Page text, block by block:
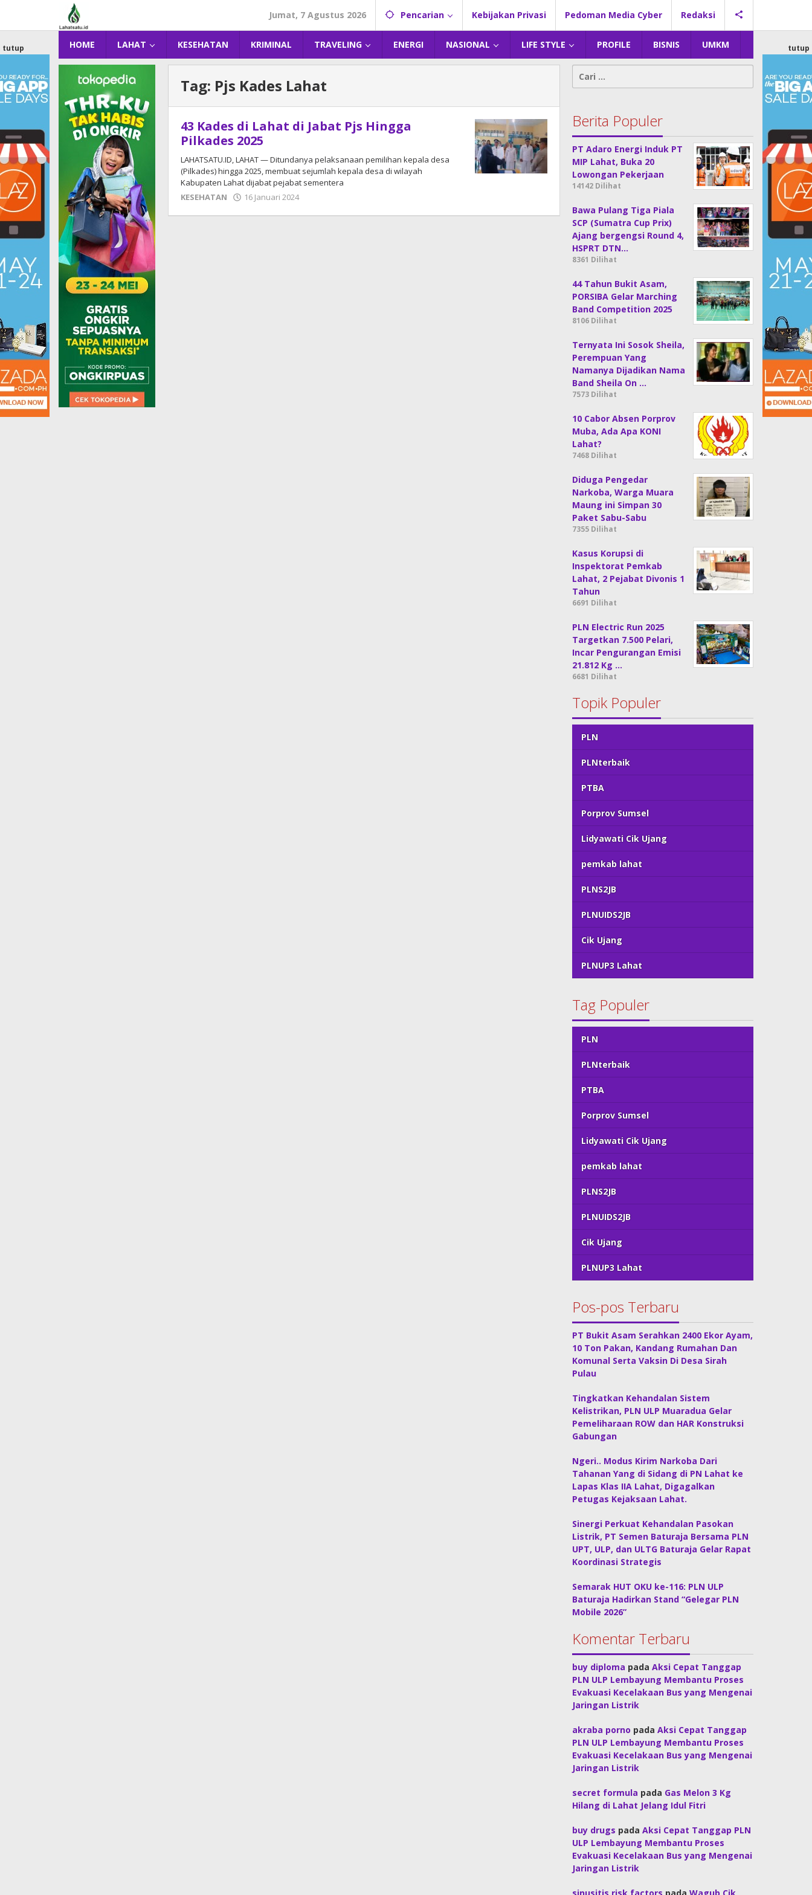
konten
Jumat, 7 Agustus 2026 Pencarian Kebijakan Privasi Pedoman Media Cyber Redaksi
HOME LAHAT KESEHATAN KRIMINAL TRAVELING ENERGI NASIONAL LIFE STYLE PROFILE BISNIS UMKM
tutup tutup
Tag: Pjs Kades Lahat
43 Kades di Lahat di Jabat Pjs Hingga
Pilkades 2025
LAHATSATU.ID, LAHAT — Ditundanya pelaksanaan pemilihan kepala desa
(Pilkades) hingga 2025, membuat sejumlah kepala desa di wilayah
Kabupaten Lahat dijabat pejabat sementera
KESEHATAN
16 Januari 2024
Cari
untuk:
Berita Populer
PT Adaro Energi Induk PT
MIP Lahat, Buka 20
Lowongan Pekerjaan
14142 Dilihat
Bawa Pulang Tiga Piala
SCP (Sumatra Cup Prix)
Ajang bergengsi Round 4,
HSPRT DTN…
8361 Dilihat
44 Tahun Bukit Asam,
PORSIBA Gelar Marching
Band Competition 2025
8106 Dilihat
Ternyata Ini Sosok Sheila,
Perempuan Yang
Namanya Dijadikan Nama
Band Sheila On …
7573 Dilihat
10 Cabor Absen Porprov
Muba, Ada Apa KONI
Lahat?
7468 Dilihat
Diduga Pengedar
Narkoba, Warga Muara
Maung ini Simpan 30
Paket Sabu-Sabu
7355 Dilihat
Kasus Korupsi di
Inspektorat Pemkab
Lahat, 2 Pejabat Divonis 1
Tahun
6691 Dilihat
PLN Electric Run 2025
Targetkan 7.500 Pelari,
Incar Pengurangan Emisi
21.812 Kg …
6681 Dilihat
Topik Populer
PLN
PLNterbaik
PTBA
Porprov Sumsel
Lidyawati Cik Ujang
pemkab lahat
PLNS2JB
PLNUIDS2JB
Cik Ujang
PLNUP3 Lahat
Tag Populer
PLN
PLNterbaik
PTBA
Porprov Sumsel
Lidyawati Cik Ujang
pemkab lahat
PLNS2JB
PLNUIDS2JB
Cik Ujang
PLNUP3 Lahat
Pos-pos Terbaru
PT Bukit Asam Serahkan 2400 Ekor Ayam,
10 Ton Pakan, Kandang Rumahan Dan
Komunal Serta Vaksin Di Desa Sirah
Pulau
Tingkatkan Kehandalan Sistem
Kelistrikan, PLN ULP Muaradua Gelar
Pemeliharaan ROW dan HAR Konstruksi
Gabungan
Ngeri.. Modus Kirim Narkoba Dari
Tahanan Yang di Sidang di PN Lahat ke
Lapas Klas IIA Lahat, Digagalkan
Petugas Kejaksaan Lahat.
Sinergi Perkuat Kehandalan Pasokan
Listrik, PT Semen Baturaja Bersama PLN
UPT, ULP, dan ULTG Baturaja Gelar Rapat
Koordinasi Strategis
Semarak HUT OKU ke-116: PLN ULP
Baturaja Hadirkan Stand “Gelegar PLN
Mobile 2026”
Komentar Terbaru
buy diploma padaAksi Cepat Tanggap
PLN ULP Lembayung Membantu Proses
Evakuasi Kecelakaan Bus yang Mengenai
Jaringan Listrik
akraba porno padaAksi Cepat Tanggap
PLN ULP Lembayung Membantu Proses
Evakuasi Kecelakaan Bus yang Mengenai
Jaringan Listrik
secret formula pada Gas Melon 3 Kg
Hilang di Lahat Jelang Idul Fitri
buy drugs padaAksi Cepat Tanggap PLN
ULP Lembayung Membantu Proses
Evakuasi Kecelakaan Bus yang Mengenai
Jaringan Listrik